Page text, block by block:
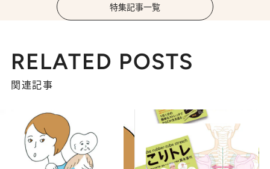
特集記事一覧
RELATED POSTS
関連記事